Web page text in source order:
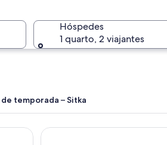
Hóspedes
1 quarto, 2 viajantes
temporada – Sitka
Aspen Suites Hotel Sitka